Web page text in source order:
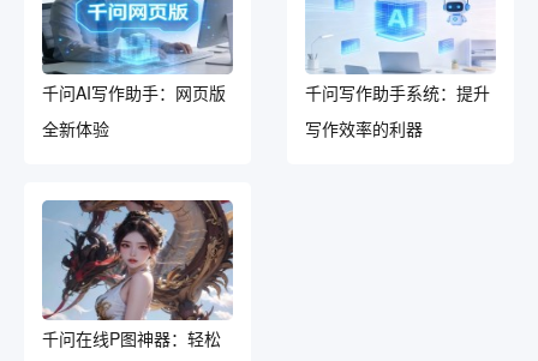
千问AI写作助手：网页版
全新体验
千问写作助手系统：提升
写作效率的利器
千问在线P图神器：轻松